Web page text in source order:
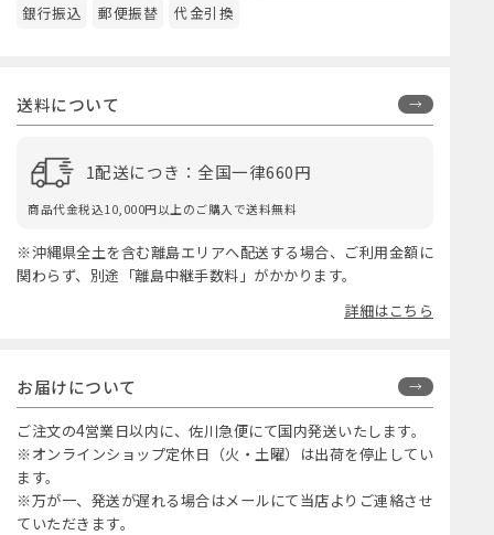
銀行振込
郵便振替 代金引換
送料について
1配送につき：全国一律660円
商品代金税込10,000円以上のご購入で送料無料
※沖縄県全土を含む離島エリアへ配送する場合、ご利用金額に
関わらず、別途「離島中継手数料」がかかります。
詳細はこちら
お届けについて
ご注文の4営業日以内に、佐川急便にて国内発送いたします。
※オンラインショップ定休日（火・土曜）は出荷を停止してい
ます。
※万が一、発送が遅れる場合はメールにて当店よりご連絡させ
ていただきます。